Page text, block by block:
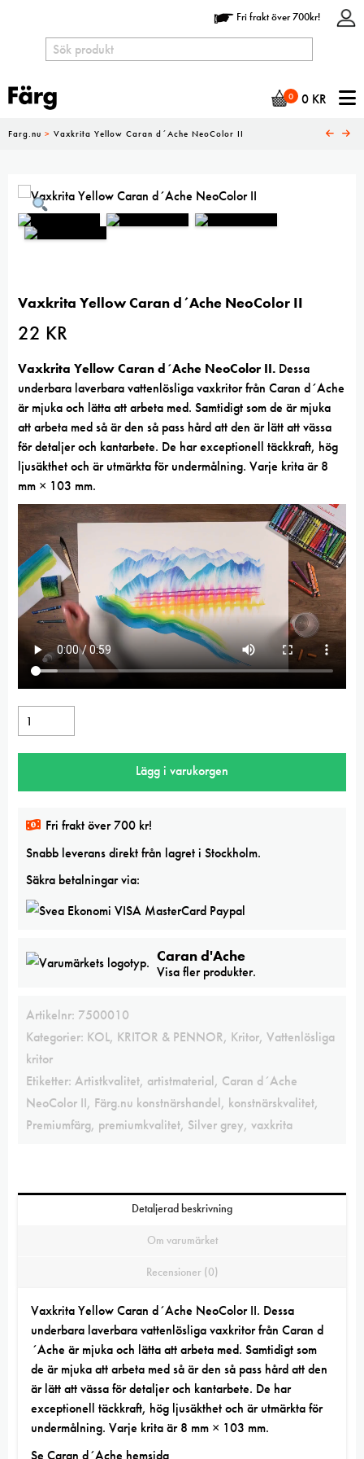
Fri frakt över 700kr!
0 0 KR
Farg.nu > Vaxkrita Yellow Caran d´Ache NeoColor II
Vaxkrita Yellow Caran d´Ache NeoColor II
22 KR
Vaxkrita Yellow Caran d´Ache NeoColor II. Dessa
underbara laverbara vattenlösliga vaxkritor från Caran d´Ache
är mjuka och lätta att arbeta med. Samtidigt som de är mjuka
att arbeta med så är den så pass hård att den är lätt att vässa
för detaljer och kantarbete. De har exceptionell täckkraft, hög
ljusäkthet och är utmärkta för undermålning. Varje krita är 8
mm × 103 mm.
Vaxkrita
Yellow
Caran
´Ache
mängd
Lägg i varukorgen
Fri frakt över 700 kr!
Snabb leverans direkt från lagret i Stockholm.
Säkra betalningar via:
Caran d'Ache
Visa fler produkter.
Artikelnr: 7500010
Kategorier: KOL, KRITOR & PENNOR, Kritor, Vattenlösliga
kritor
Etiketter: Artistkvalitet, artistmaterial, Caran d´Ache
NeoColor II, Färg.nu konstnärshandel, konstnärskvalitet,
Premiumfärg, premiumkvalitet, Silver grey, vaxkrita
Detaljerad beskrivning
Om varumärket
Recensioner (0)
Vaxkrita Yellow Caran d´Ache NeoColor II. Dessa
underbara laverbara vattenlösliga vaxkritor från Caran d
´Ache är mjuka och lätta att arbeta med. Samtidigt som
de är mjuka att arbeta med så är den så pass hård att den
är lätt att vässa för detaljer och kantarbete. De har
exceptionell täckkraft, hög ljusäkthet och är utmärkta för
undermålning. Varje krita är 8 mm × 103 mm.
SeCaran d´Ache hemsida